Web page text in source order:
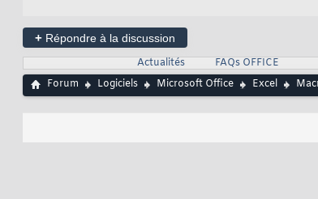
+ Répondre à la discussion
Actualités FAQs OFFICE
Forum
Logiciels Microsoft Office Excel